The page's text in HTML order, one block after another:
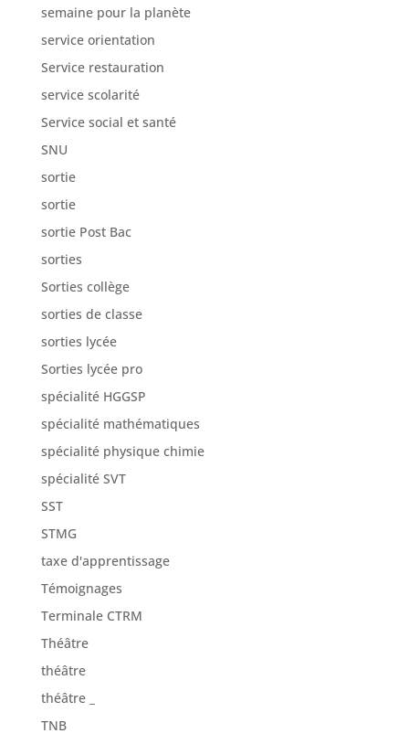
semaine pour la planète
service orientation
Service restauration
service scolarité
Service social et santé
SNU
sortie
sortie
sortie Post Bac
sorties
Sorties collège
sorties de classe
sorties lycée
Sorties lycée pro
spécialité HGGSP
spécialité mathématiques
spécialité physique chimie
spécialité SVT
SST
STMG
taxe d'apprentissage
Témoignages
Terminale CTRM
Théâtre
théâtre
théâtre _
TNB